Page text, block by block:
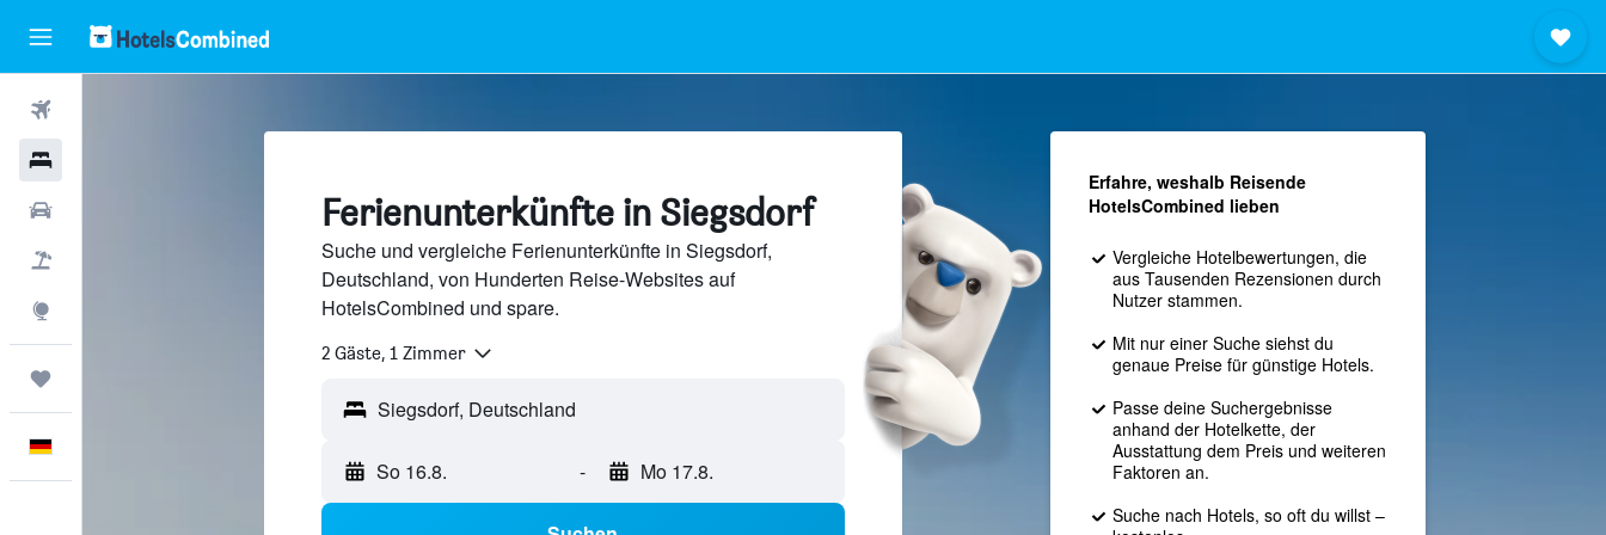
Ferienunterkünfte in Siegsdorf
Suche und vergleiche Ferienunterkünfte in Siegsdorf,
Deutschland, von Hunderten Reise-Websites auf
HotelsCombined und spare.
2 Gäste, 1 Zimmer
So 16.8. - Mo 17.8.
Erfahre, weshalb Reisende
HotelsCombined lieben
Vergleiche Hotelbewertungen, die
aus Tausenden Rezensionen durch
Nutzer stammen.
Mit nur einer Suche siehst du
genaue Preise für günstige Hotels.
Passe deine Suchergebnisse
anhand der Hotelkette, der
Ausstattung dem Preis und weiteren
Faktoren an.
Suche nach Hotels, so oft du willst –